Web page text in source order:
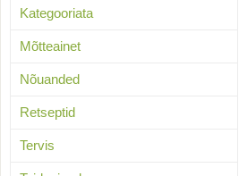
Kategooriata
Mõtteainet
Nõuanded
Retseptid
Tervis